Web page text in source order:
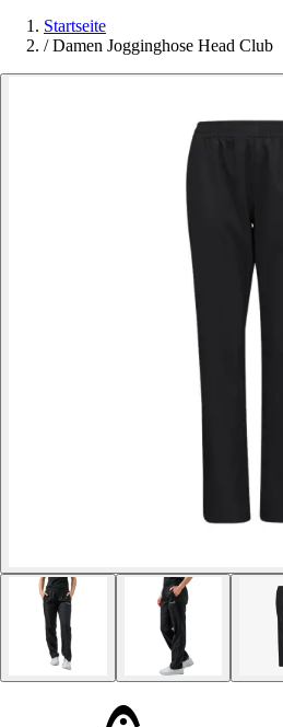
Startseite
/ Damen Jogginghose Head Club